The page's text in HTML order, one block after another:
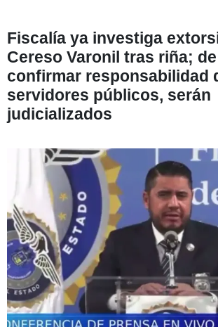
Fiscalía ya investiga
Cereso Varonil tras riña; de
confirmar responsabilidad
servidores públicos, serán
judicializados